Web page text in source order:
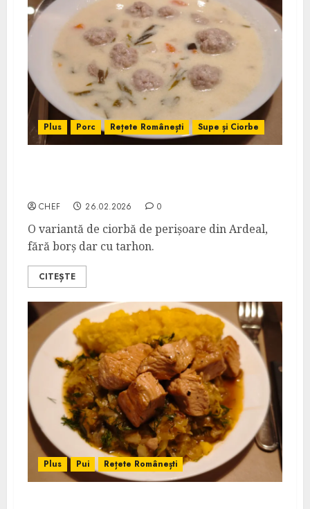
Plus Porc Rețete Românești Supe și Ciorbe
CHEF 26.02.2026 0
O variantă de ciorbă de perișoare din Ardeal,
fără borș dar cu tarhon.
CITEȘTE
Plus Pui Rețete Românești